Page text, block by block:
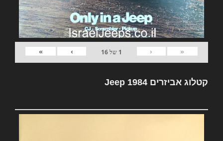
«
‹
1 של16
›
»
קטלוג אביזרים Jeep 1984